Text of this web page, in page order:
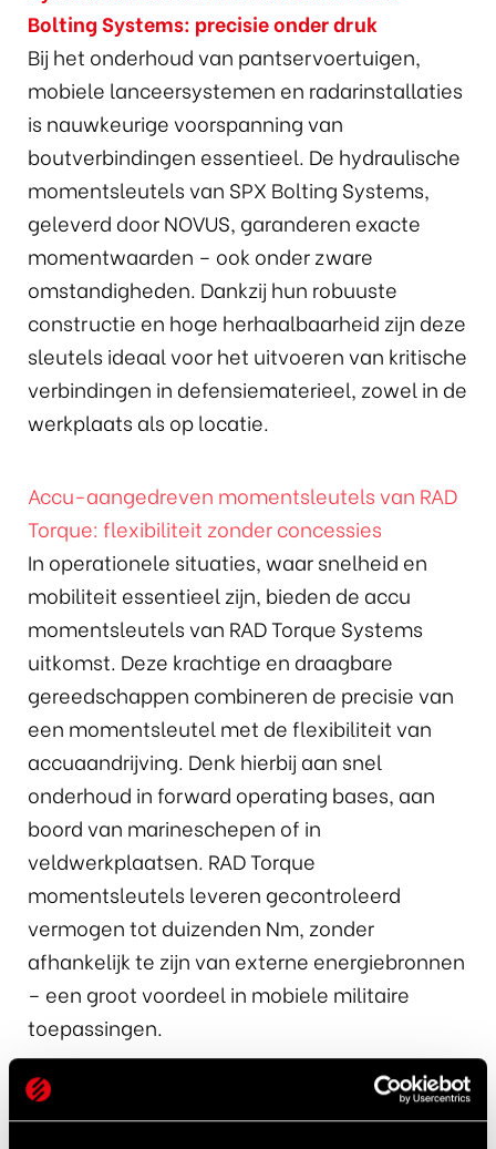
Bolting Systems: precisie onder druk
Bij het onderhoud van pantservoertuigen,
mobiele lanceersystemen en radarinstallaties
is nauwkeurige voorspanning van
boutverbindingen essentieel. De hydraulische
momentsleutels van SPX Bolting Systems,
geleverd door NOVUS, garanderen exacte
momentwaarden – ook onder zware
omstandigheden. Dankzij hun robuuste
constructie en hoge herhaalbaarheid zijn deze
sleutels ideaal voor het uitvoeren van kritische
verbindingen in defensiematerieel, zowel in de
werkplaats als op locatie.
Accu-aangedreven momentsleutels van RAD
Torque: flexibiliteit zonder concessies
In operationele situaties, waar snelheid en
mobiliteit essentieel zijn, bieden de accu
momentsleutels van RAD Torque Systems
uitkomst. Deze krachtige en draagbare
gereedschappen combineren de precisie van
een momentsleutel met de flexibiliteit van
accuaandrijving. Denk hierbij aan snel
onderhoud in forward operating bases, aan
boord van marineschepen of in
veldwerkplaatsen. RAD Torque
momentsleutels leveren gecontroleerd
vermogen tot duizenden Nm, zonder
afhankelijk te zijn van externe energiebronnen
– een groot voordeel in mobiele militaire
toepassingen.
On-site machining van Climax: precisiewerk
op locatie